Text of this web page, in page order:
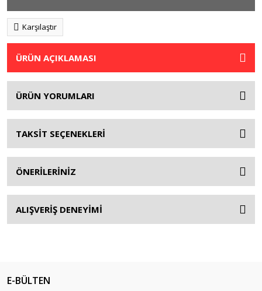
Karşılaştır
ÜRÜN AÇIKLAMASI
ÜRÜN YORUMLARI
TAKSİT SEÇENEKLERİ
ÖNERİLERİNİZ
ALIŞVERİŞ DENEYİMİ
E-BÜLTEN